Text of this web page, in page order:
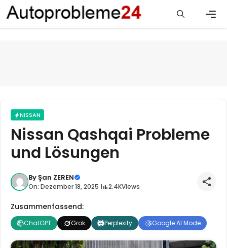
Zum
Inhalt
springen
NISSAN
Nissan Qashqai Probleme
und Lösungen
ByŞan ZEREN
On: Dezember 18, 2025 | 2.4KViews
Zusammenfassend:
ChatGPT Grok Perplexity Google AI Mode